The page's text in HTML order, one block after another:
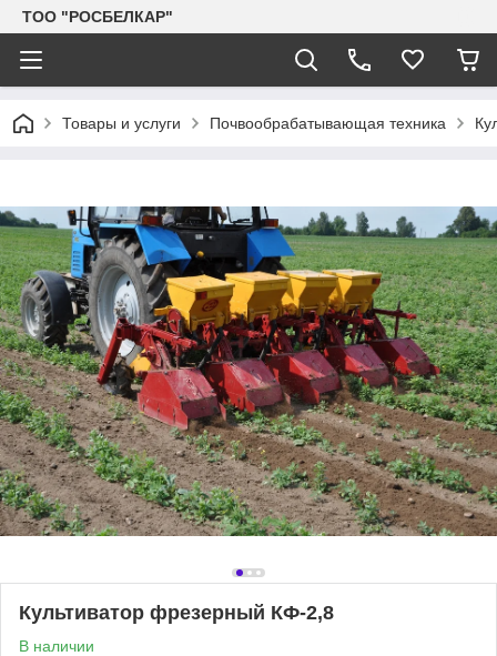
TOO "РОСБЕЛКАР"
Товары и услуги Почвообрабатывающая техника
Культиватор фрезерный КФ-2,8
В наличии